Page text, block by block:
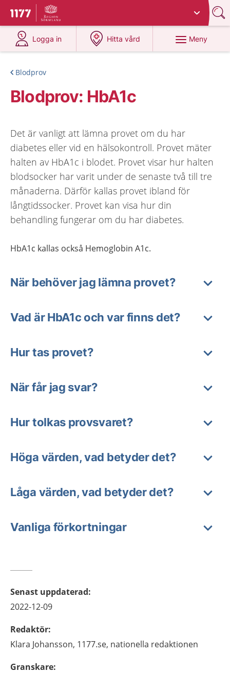
Till startsidan för 1177
Du har valt region
Logga in
på 1177.se
Hitta vård
på 1177.se
Meny
Blodprov
Blodprov: HbA1c
Det är vanligt att lämna provet om du har
diabetes eller vid en hälsokontroll. Provet mäter
halten av HbA1c i blodet. Provet visar hur halten
blodsocker har varit under de senaste två till tre
månaderna. Därför kallas provet ibland för
långtidssocker. Provet kan visa hur din
behandling fungerar om du har diabetes.
HbA1c kallas också Hemoglobin A1c.
När behöver jag lämna provet?
Vad är HbA1c och var finns det?
Hur tas provet?
När får jag svar?
Hur tolkas provsvaret?
Höga värden, vad betyder det?
Låga värden, vad betyder det?
Vanliga förkortningar
Senast uppdaterad:
2022-12-09
Redaktör:
Klara Johansson, 1177.se, nationella redaktionen
Granskare: